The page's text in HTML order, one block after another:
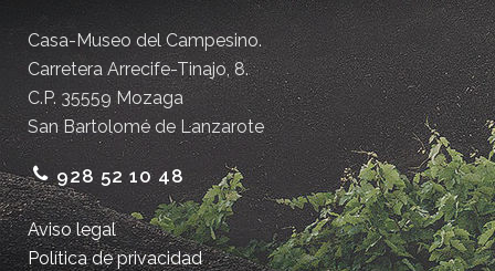
Casa-Museo del Campesino.
Carretera Arrecife-Tinajo, 8.
C.P. 35559 Mozaga
San Bartolomé de Lanzarote
928 52 10 48
Aviso legal
Política de privacidad